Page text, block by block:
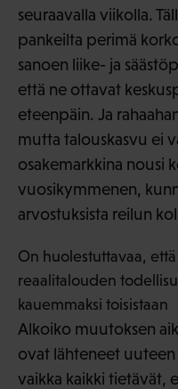
seuraavalla viikolla.
pankeilta perimä
sanoen liike- ja
että ne ottavat
eteenpäin. Ja
mutta talouskasvu ei
osakemarkkina nousi
vuosikymmenen,
arvostuksista reilun
On huolestuttavaa,
reaalitalouden
kauemmaksi toisistaan
Alkoiko muutoksen
ovat lähteneet
vaikka kaikki tietävät,